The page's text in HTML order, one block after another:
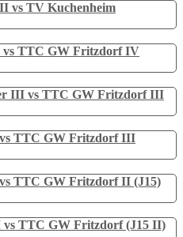
vs TV Kuchenheim
TTC GW Fritzdorf IV
III vs TTC GW Fritzdorf III
TTC GW Fritzdorf III
TTC GW Fritzdorf II (J15)
vs TTC GW Fritzdorf (J15 II)